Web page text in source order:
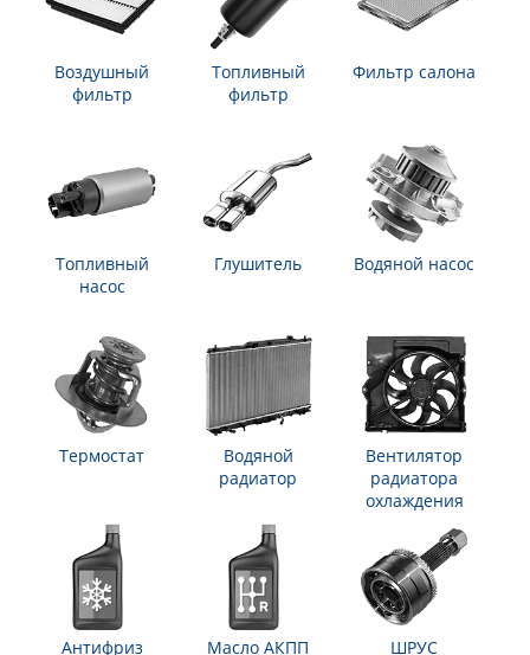
Воздушный
фильтр
Топливный
фильтр
Фильтр салона
Топливный
насос
Глушитель Водяной насос
Термостат
Водяной
радиатор
Вентилятор
радиатора
охлаждения
Антифриз Масло АКПП ШРУС